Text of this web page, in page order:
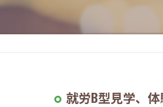
就労B型見学、